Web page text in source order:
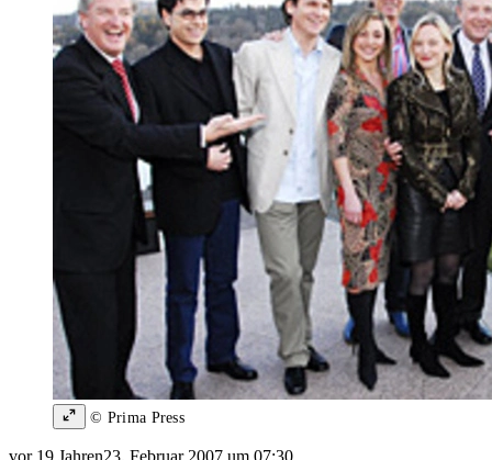
© Prima Press
vor 19 Jahren23. Februar 2007 um 07:30